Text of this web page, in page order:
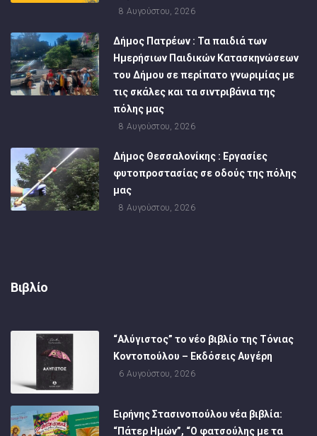
8 Αυγούστου, 2026
Δήμος Πατρέων : Τα παιδιά των
Ημερήσιων Παιδικών Κατασκηνώσεων
του Δήμου σε περίπατο γνωριμίας με
τις σκάλες και τα σιντριβάνια της
πόλης μας
8 Αυγούστου, 2026
Δήμος Θεσσαλονίκης : Εργασίες
φυτοπροστασίας σε οδούς της πόλης
μας
8 Αυγούστου, 2026
Βιβλίο
“Αλύγιστος” το νέο βιβλίο της Τόνιας
Κοντοπούλου – Εκδόσεις Αυγέρη
6 Αυγούστου, 2026
Ειρήνης Στασινοπούλου νέα βιβλία:
“Πάτερ Ημών”, “Ο φατσούλης με τα